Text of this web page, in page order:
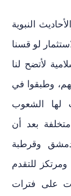
النبوية
لو قسنا
لأتضح لنا
وطبقوا في
لها الشعوب
بعد أن
وقرطبة
للتقدم
على فترات